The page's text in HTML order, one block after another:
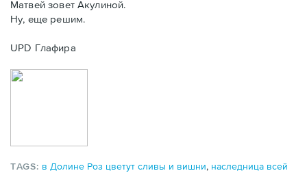
Матвей зовет Акулиной.
Ну, еще решим.
UPD Глафира
TAGS: в Долине Роз цветут сливы и вишни, наследница всей